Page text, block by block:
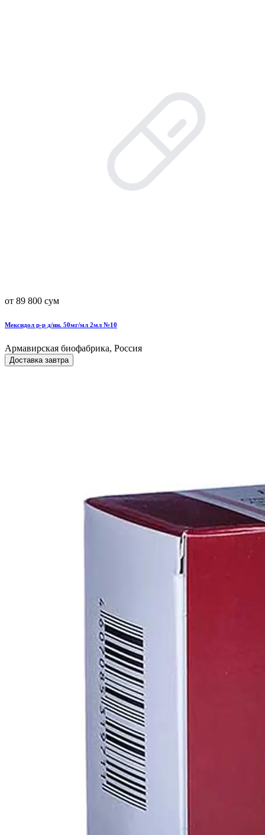
от 89 800 сум
Мексидол р-р д/ин. 50мг/мл 2мл №10
Армавирская биофабрика, Россия
Доставка завтра